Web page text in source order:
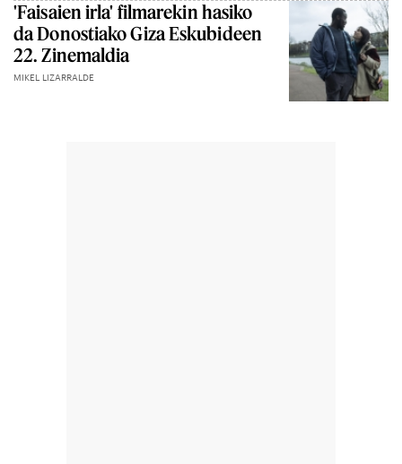
'Faisaien irla' filmarekin hasiko
da Donostiako Giza Eskubideen
22. Zinemaldia
MIKEL LIZARRALDE